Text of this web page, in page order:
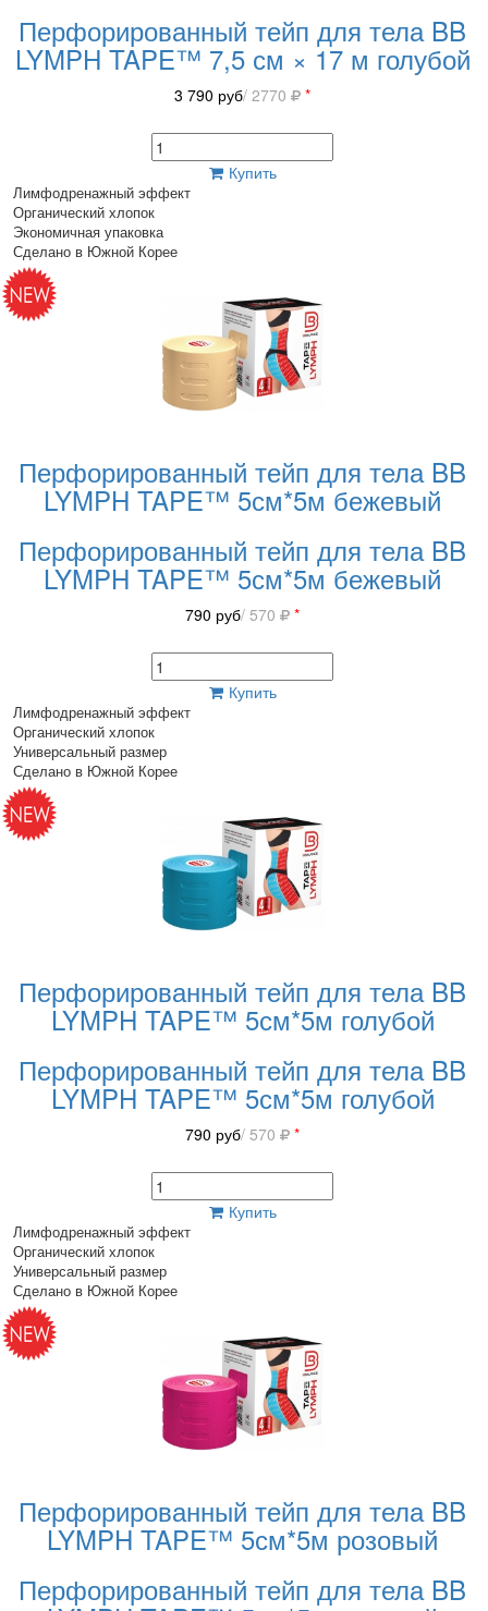
Перфорированный тейп для тела BB
LYMPH TAPE™ 7,5 см × 17 м голубой
3 790 руб/ 2770 *
Купить
Лимфодренажный эффект
Органический хлопок
Экономичная упаковка
Сделано в Южной Корее
Перфорированный тейп для тела BB
LYMPH TAPE™ 5см*5м бежевый
Перфорированный тейп для тела BB
LYMPH TAPE™ 5см*5м бежевый
790 руб/ 570 *
Купить
Лимфодренажный эффект
Органический хлопок
Универсальный размер
Сделано в Южной Корее
Перфорированный тейп для тела BB
LYMPH TAPE™ 5см*5м голубой
Перфорированный тейп для тела BB
LYMPH TAPE™ 5см*5м голубой
790 руб/ 570 *
Купить
Лимфодренажный эффект
Органический хлопок
Универсальный размер
Сделано в Южной Корее
Перфорированный тейп для тела BB
LYMPH TAPE™ 5см*5м розовый
Перфорированный тейп для тела BB